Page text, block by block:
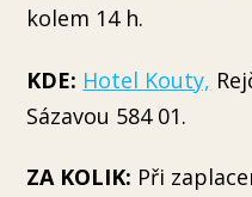
kolem 14 h.
KDE: Hotel Kouty,
Sázavou 584 01.
ZA KOLIK: Při